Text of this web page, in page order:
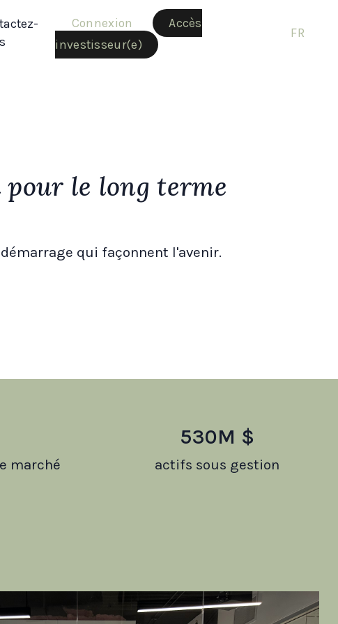
Connexion
Accès
investisseur(e)
FR
pour le long terme
qui façonnent l'avenir.
marché
530M $
actifs sous gestion